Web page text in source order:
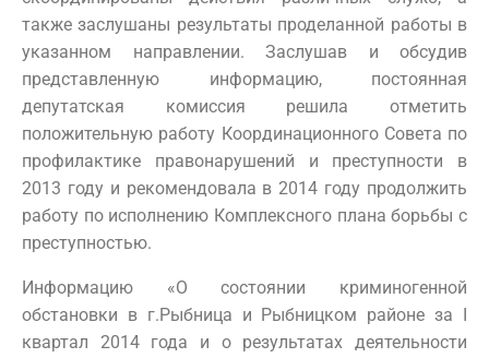
также заслушаны результаты проделанной работы в
указанном направлении. Заслушав и обсудив
представленную информацию, постоянная
депутатская комиссия решила отметить
положительную работу Координационного Совета по
профилактике правонарушений и преступности в
2013 году и рекомендовала в 2014 году продолжить
работу по исполнению Комплексного плана борьбы с
преступностью.
Информацию «О состоянии криминогенной
обстановки в г.Рыбница и Рыбницком районе за I
квартал 2014 года и о результатах деятельности